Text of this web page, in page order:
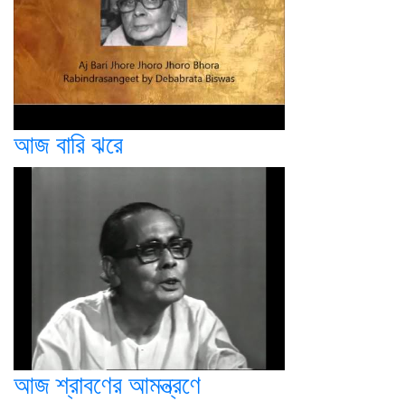
আজ বারি ঝরে
আজ শ্রাবণের আমন্ত্রণে